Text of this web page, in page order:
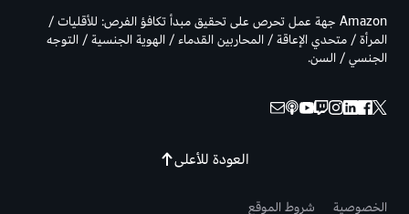
العودة للأعلى
Amazon جهة عمل تحرص على تحقيق مبدأ تكافؤ الفرص: للأقليات /
المرأة / متحدي الإعاقة / المحاربين القدماء / الهوية الجنسية / التوجه
الجنسي / السن.
الخصوصية شروط الموقع